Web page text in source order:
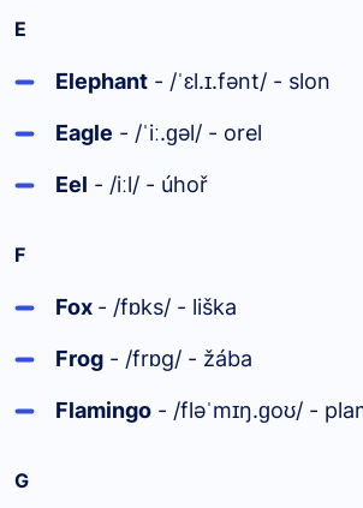
E
Elephant - /ˈɛl.ɪ.fənt/ - slon
Eagle - /ˈiː.ɡəl/ - orel
Eel - /iːl/ - úhoř
F
Fox - /fɒks/ - liška
Frog - /frɒg/ - žába
Flamingo - /fləˈmɪŋ.ɡoʊ/ -
G